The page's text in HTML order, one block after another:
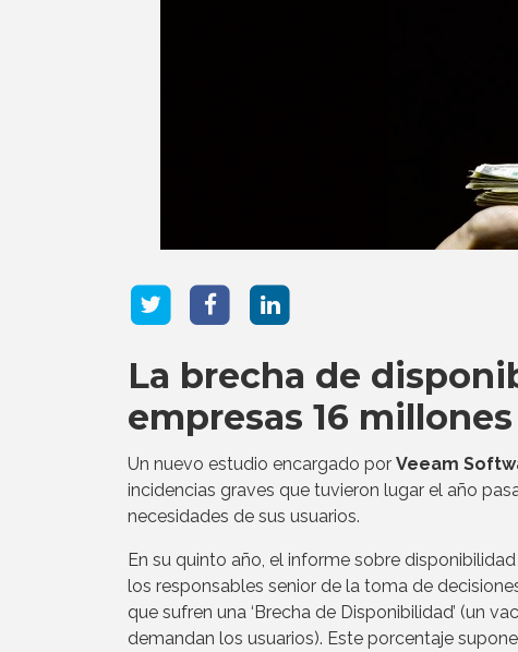
La brecha de
empresas 16
Un nuevo estudio encargado por Veeam
incidencias graves que tuvieron lugar el año
necesidades de sus usuarios.
En su quinto año, el informe sobre
los responsables senior de la toma de
que sufren una ‘Brecha de Disponibilidad’ (un
demandan los usuarios). Este porcentaje